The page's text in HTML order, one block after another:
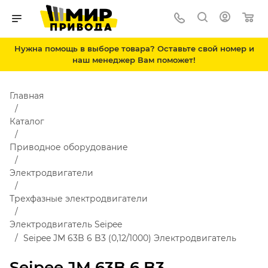
Нужна помощь в выборе товара? Оставьте свой номер и
наш менеджер Вам поможет!
Главная
Каталог
Приводное оборудование
Электродвигатели
Трехфазные электродвигатели
Электродвигатель Seipee
Seipee JM 63B 6 B3 (0,12/1000) Электродвигатель